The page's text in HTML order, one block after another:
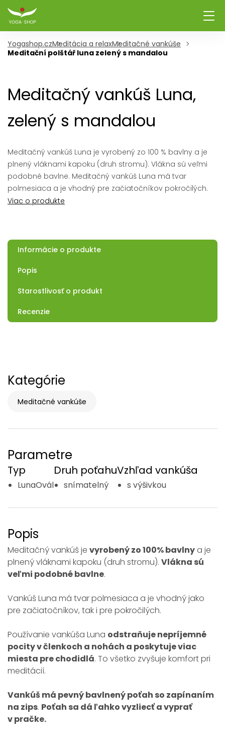
Yogashop.czMeditácia a relaxMeditačné vankúše
Meditační polštář luna zelený s mandalou
Meditačný vankúš Luna,
zelený s mandalou
Meditačný vankúš Luna je vyrobený zo 100 % bavlny a je
plnený vláknami kapoku (druh stromu). Vlákna sú veľmi
podobné bavlne. Meditačný vankúš Luna má tvar
polmesiaca a je vhodný pre začiatočníkov pokročilých.
Viac o produkte
Informácie o produkte
Popis
Starostlivosť o produkt
Recenzie
Kategórie
Meditačné vankúše
Parametre
Typ
LunaOvál
Druh poťahu
snímatelný
Vzhľad vankúša
s výšivkou
Popis
Meditačný vankúš je vyrobený zo 100% bavlny a je
plnený vláknami kapoku (druh stromu). Vlákna sú
veľmi podobné bavlne.
Vankúš Luna má tvar polmesiaca a je vhodný jako
pre začiatočníkov, tak i pre pokročilých.
Používanie vankúša Luna odstraňuje nepríjemné
pocity v členkoch a nohách a poskytuje viac
miesta pre chodidlá. To všetko zvyšuje komfort pri
meditácií.
Vankúš má pevný bavlnený poťah so zapínaním
na zips. Poťah sa dá ľahko vyzliecť a vyprať
v pračke.